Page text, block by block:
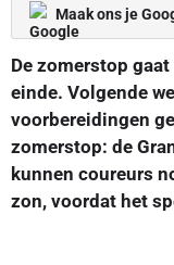
Maak ons je
De zomerstop
einde. Volgende
voorbereidingen
zomerstop: de
kunnen coureurs
zon, voordat het